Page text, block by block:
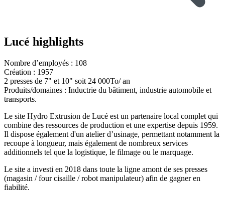
Lucé highlights
Nombre d’employés : 108
Création : 1957
2 presses de 7" et 10" soit 24 000To/ an
Produits/domaines : Inductrie du bâtiment, industrie automobile et
transports.
Le site Hydro Extrusion de Lucé est un partenaire local complet qui
combine des ressources de production et une expertise depuis 1959.
Il dispose également d'un atelier d’usinage, permettant notamment la
recoupe à longueur, mais également de nombreux services
additionnels tel que la logistique, le filmage ou le marquage.
Le site a investi en 2018 dans toute la ligne amont de ses presses
(magasin / four cisaille / robot manipulateur) afin de gagner en
fiabilité.